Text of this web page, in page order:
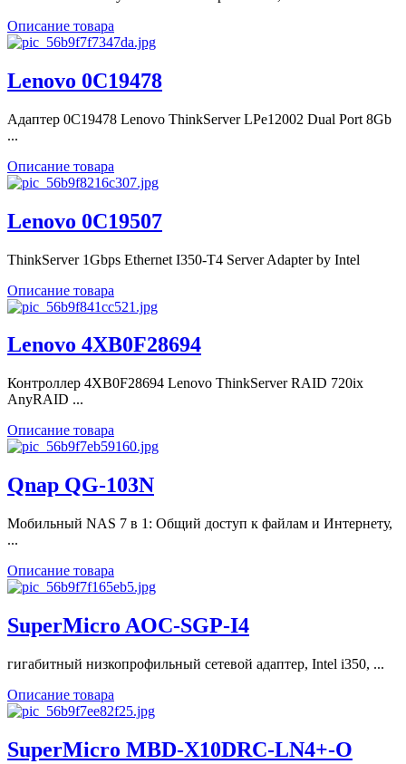
Описание товара
Lenovo 0C19478
Адаптер 0C19478 Lenovo ThinkServer LPe12002 Dual Port 8Gb
...
Описание товара
Lenovo 0C19507
ThinkServer 1Gbps Ethernet I350-T4 Server Adapter by Intel
Описание товара
Lenovo 4XB0F28694
Контроллер 4XB0F28694 Lenovo ThinkServer RAID 720ix
AnyRAID ...
Описание товара
Qnap QG-103N
Мобильный NAS 7 в 1: Общий доступ к файлам и Интернету,
...
Описание товара
SuperMicro AOC-SGP-I4
гигабитный низкопрофильный сетевой адаптер, Intel i350, ...
Описание товара
SuperMicro MBD-X10DRC-LN4+-O